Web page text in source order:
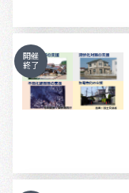
開催
終了